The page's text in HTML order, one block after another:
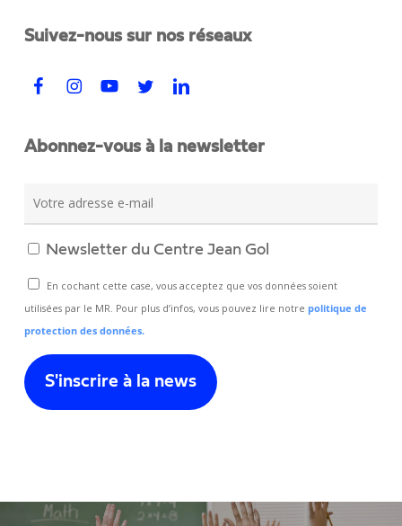
Suivez-nous sur nos réseaux
Abonnez-vous à la newsletter
Newsletter du Centre Jean Gol
En cochant cette case, vous acceptez que vos données soient
utilisées par le MR. Pour plus d’infos, vous pouvez lire notrepolitique de
protection des données.